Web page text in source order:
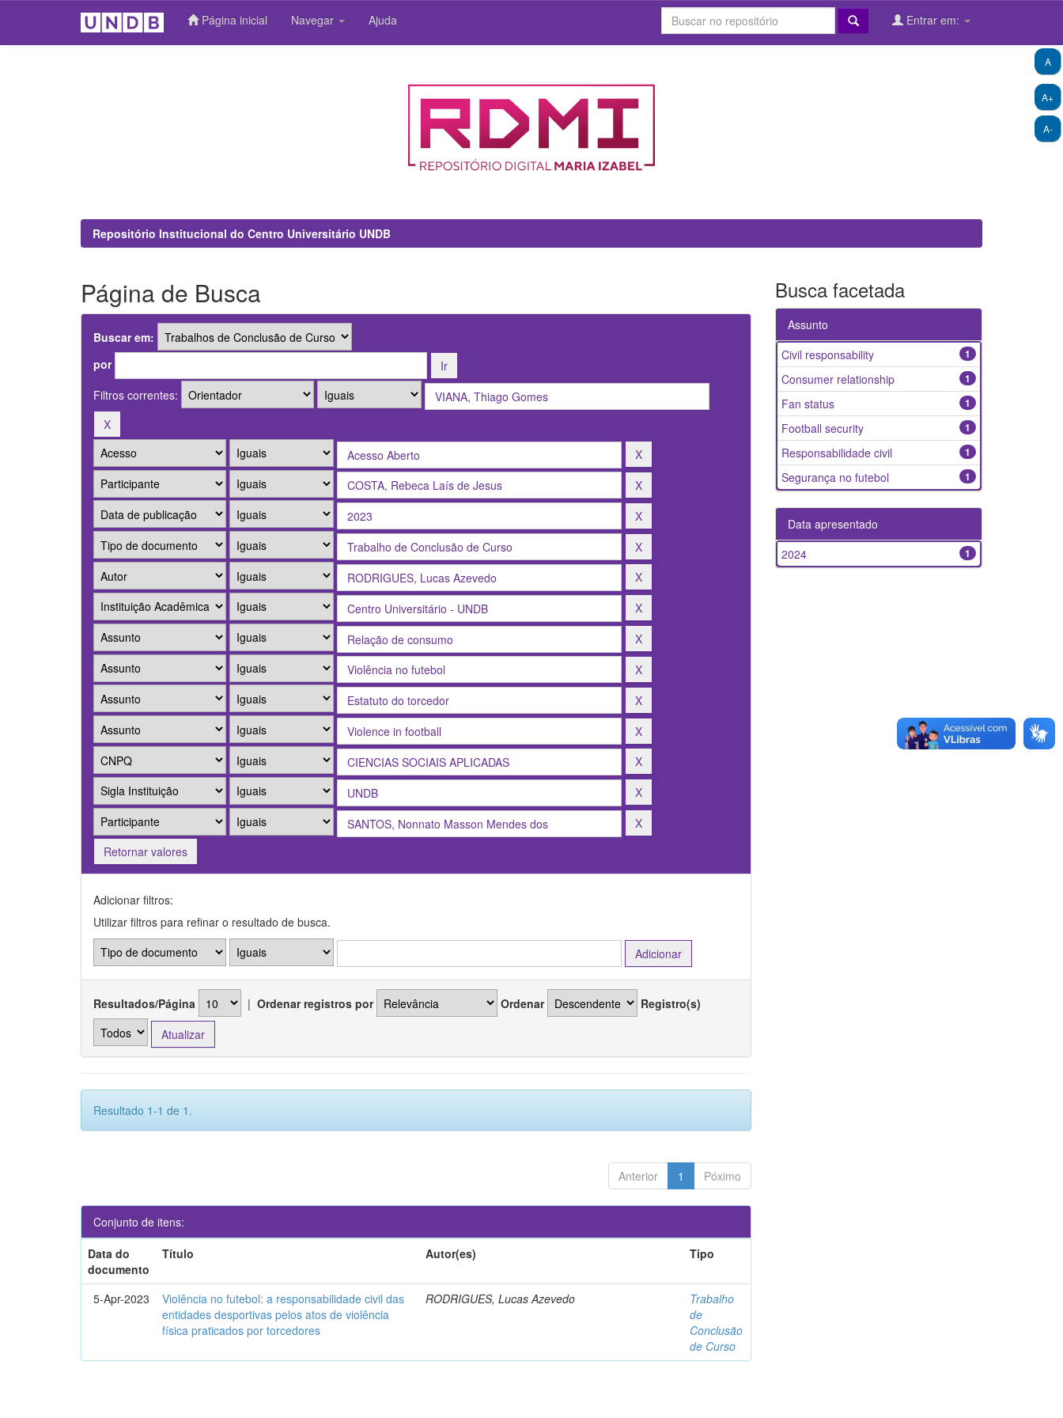
Página inicial Navegar Ajuda Entrar em:
A+
A-
A
Repositório Institucional do Centro Universitário UNDB
Página de Busca
Buscar em:
por
Filtros correntes:
Retornar valores
Adicionar filtros:
Utilizar filtros para refinar o resultado de busca.
Resultados/Página | Ordenar registros por Ordenar Registro(s)
Resultado 1-1 de 1.
Anterior 1 Póximo
Conjunto de itens:
Data do
documento
Título Autor(es) Tipo
5-Apr-2023
Violência no futebol: a responsabilidade civil das
entidades desportivas pelos atos de violência
física praticados por torcedores
RODRIGUES, Lucas Azevedo
Trabalho
de
Conclusão
de Curso
Busca facetada
Assunto
1
Civil responsability
1
Consumer relationship
1
Fan status
1
Football security
1
Responsabilidade civil
1
Segurança no futebol
Data apresentado
1
2024